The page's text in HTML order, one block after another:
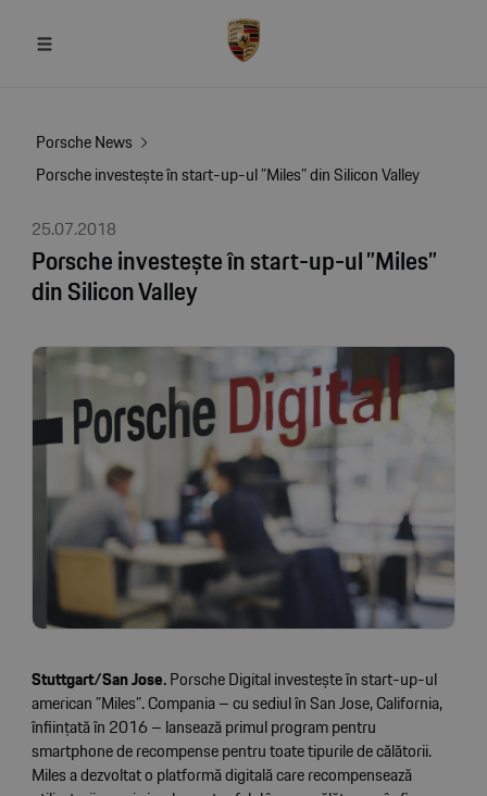
Porsche News
Porsche investește în start-up-ul ”Miles” din Silicon Valley
25.07.2018
Porsche investește în start-up-ul ”Miles”
din Silicon Valley
Stuttgart/San Jose.Porsche Digital investește în start-up-ul
american ”Miles”. Compania – cu sediul în San Jose, California,
înființată în 2016 – lansează primul program pentru
smartphone de recompense pentru toate tipurile de călătorii.
Miles a dezvoltat o platformă digitală care recompensează